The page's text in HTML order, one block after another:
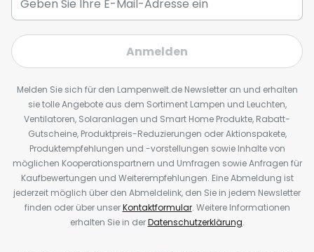
Anmelden
Melden Sie sich für den Lampenwelt.de Newsletter an und erhalten
sie tolle Angebote aus dem Sortiment Lampen und Leuchten,
Ventilatoren, Solaranlagen und Smart Home Produkte, Rabatt-
Gutscheine, Produktpreis-Reduzierungen oder Aktionspakete,
Produktempfehlungen und -vorstellungen sowie Inhalte von
möglichen Kooperationspartnern und Umfragen sowie Anfragen für
Kaufbewertungen und Weiterempfehlungen. Eine Abmeldung ist
jederzeit möglich über den Abmeldelink, den Sie in jedem Newsletter
finden oder über unserKontaktformular. Weitere Informationen
erhalten Sie in derDatenschutzerklärung.